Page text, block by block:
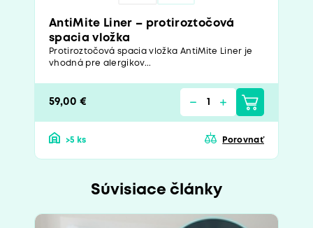
AntiMite Liner – protiroztočová
spacia vložka
Protiroztočová spacia vložka AntiMite Liner je
vhodná pre alergikov...
59,00 €
>5 ks Porovnať
Súvisiace články